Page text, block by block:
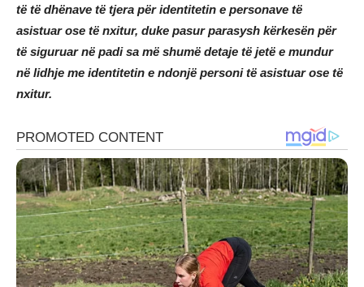
të të dhënave të tjera për identitetin e personave të
asistuar ose të nxitur, duke pasur parasysh kërkesën për
të siguruar në padi sa më shumë detaje të jetë e mundur
në lidhje me identitetin e ndonjë personi të asistuar ose të
nxitur.